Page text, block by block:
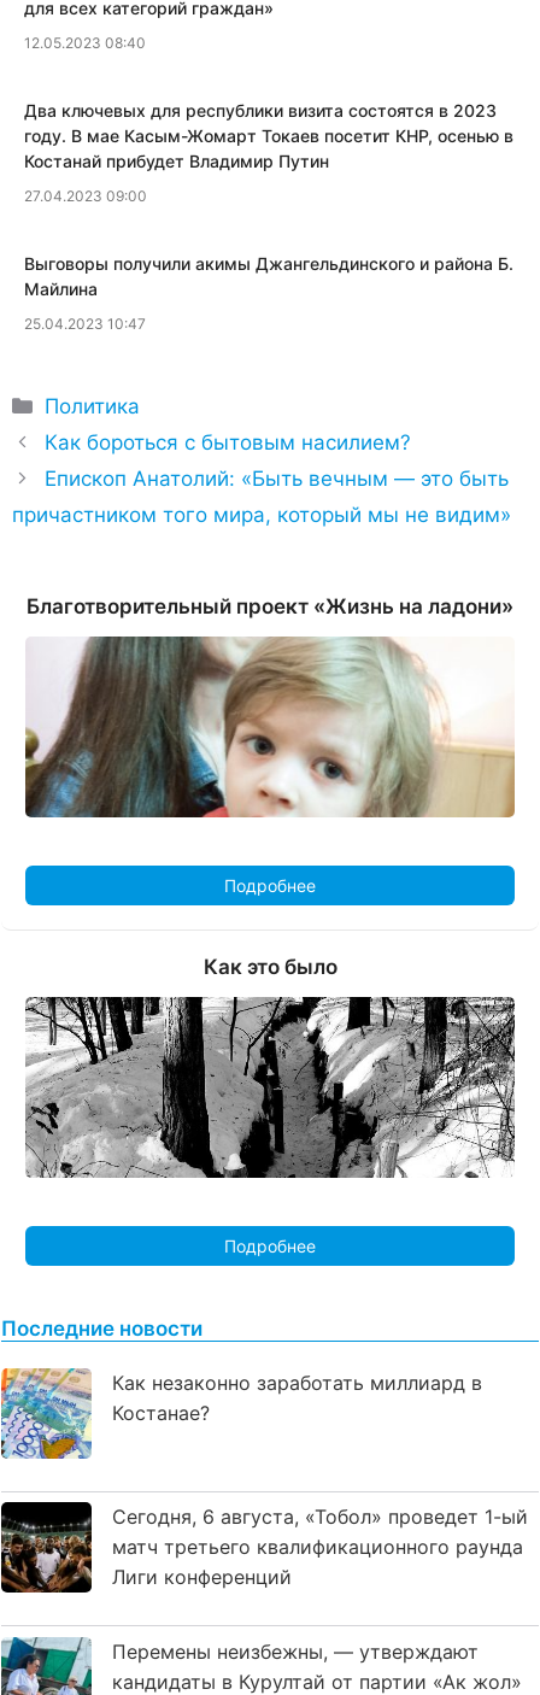
для всех категорий граждан»
12.05.2023 08:40
Два ключевых для республики визита состоятся в 2023
году. В мае Касым-Жомарт Токаев посетит КНР, осенью в
Костанай прибудет Владимир Путин
27.04.2023 09:00
​Выговоры получили акимы Джангельдинского и района Б.
Майлина
25.04.2023 10:47
Рубрики
Политика
Как бороться с бытовым насилием?
Епископ Анатолий: «Быть вечным — это быть
причастником того мира, который мы не видим»
Благотворительный проект «Жизнь на ладони»
Подробнее
Как это было
Подробнее
Последние новости
Как незаконно заработать миллиард в
Костанае?
Сегодня, 6 августа, «Тобол» проведет 1-ый
матч третьего квалификационного раунда
Лиги конференций
Перемены неизбежны, — утверждают
кандидаты в Курултай от партии «Ак жол»